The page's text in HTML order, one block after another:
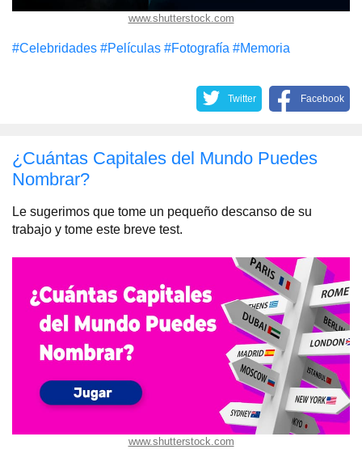
www.shutterstock.com
#Celebridades #Películas #Fotografía #Memoria
Twitter Facebook
¿Cuántas Capitales del Mundo Puedes
Nombrar?
Le sugerimos que tome un pequeño descanso de su
trabajo y tome este breve test.
www.shutterstock.com